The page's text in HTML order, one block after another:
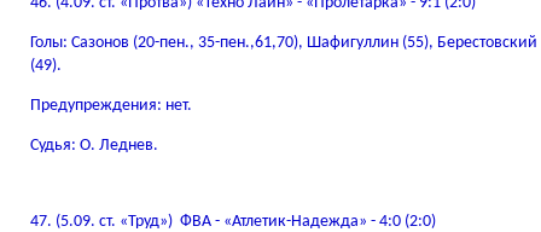
Голы: Сазонов (20-пен., 35-пен.,61,70), Шафигуллин (55),
(49).
Предупреждения: нет.
Судья: О. Леднев.
47. (5.09. ст. «Труд») ФВА - «Атлетик-Надежда» - 4:0 (2:0)